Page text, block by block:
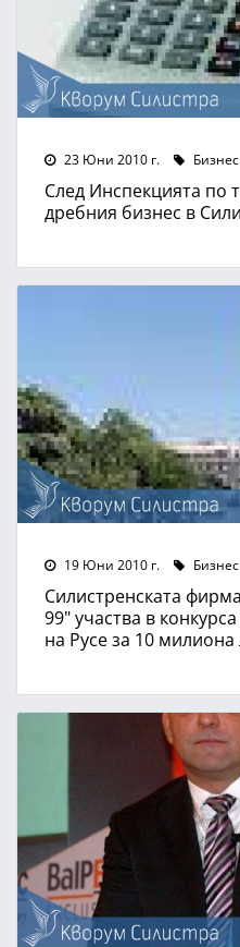
23 Юни 2010 г. Бизнес
След Инспекцията по
дребния бизнес в
19 Юни 2010 г. Бизнес
Силистренската
99" участва в
на Русе за 10 милиона